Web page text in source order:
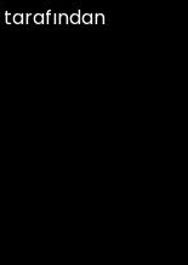
tarafından